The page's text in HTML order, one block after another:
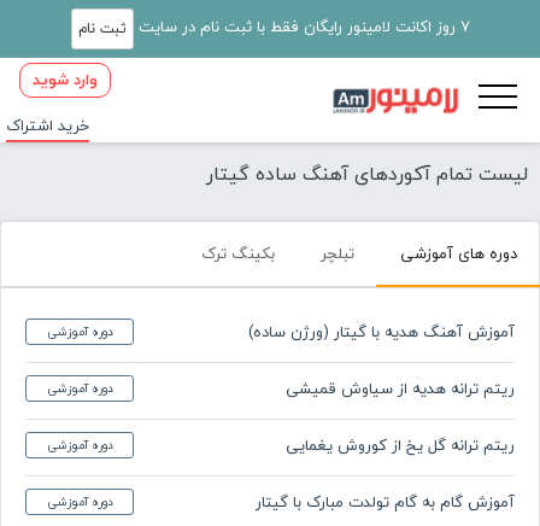
7 روز اکانت لامینور رایگان فقط با ثبت نام در سایت ثبت نام
وارد شوید
خرید اشتراک
لیست تمام آکوردهای آهنگ ساده گیتار
دوره های آموزشی تبلچر بکینگ ترک
آموزش آهنگ هدیه با گیتار (ورژن ساده) دوره آموزشی
ریتم ترانه هدیه از سیاوش قمیشی دوره آموزشی
ریتم ترانه گل یخ از کوروش یغمایی دوره آموزشی
آموزش گام به گام تولدت مبارک با گیتار دوره آموزشی